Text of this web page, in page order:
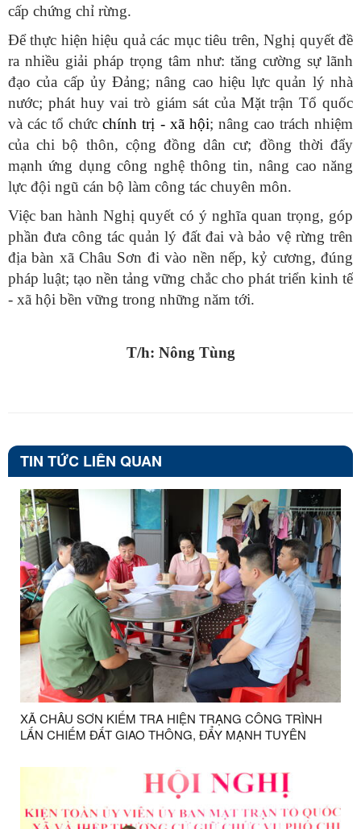
cấp chứng chỉ rừng.
Để thực hiện hiệu quả các mục tiêu trên, Nghị quyết đề
ra nhiều giải pháp trọng tâm như: tăng cường sự lãnh
đạo của cấp ủy Đảng; nâng cao hiệu lực quản lý nhà
nước; phát huy vai trò giám sát của Mặt trận Tổ quốc
và các tổ chứcchính trị - xã hội; nâng cao trách nhiệm
của chi bộ thôn, cộng đồng dân cư; đồng thời đẩy
mạnh ứng dụng công nghệ thông tin, nâng cao năng
lực đội ngũ cán bộ làm công tác chuyên môn.
Việc ban hành Nghị quyết có ý nghĩa quan trọng, góp
phần đưa công tác quản lý đất đai và bảo vệ rừng trên
địa bàn xã Châu Sơn đi vào nền nếp, kỷ cương, đúng
pháp luật; tạo nền tảng vững chắc cho phát triển kinh tế
- xã hội bền vững trong những năm tới.
T/h: Nông Tùng
TIN TỨC LIÊN QUAN
XÃ CHÂU SƠN KIỂM TRA HIỆN TRẠNG CÔNG TRÌNH
LẤN CHIẾM ĐẤT GIAO THÔNG, ĐẨY MẠNH TUYÊN